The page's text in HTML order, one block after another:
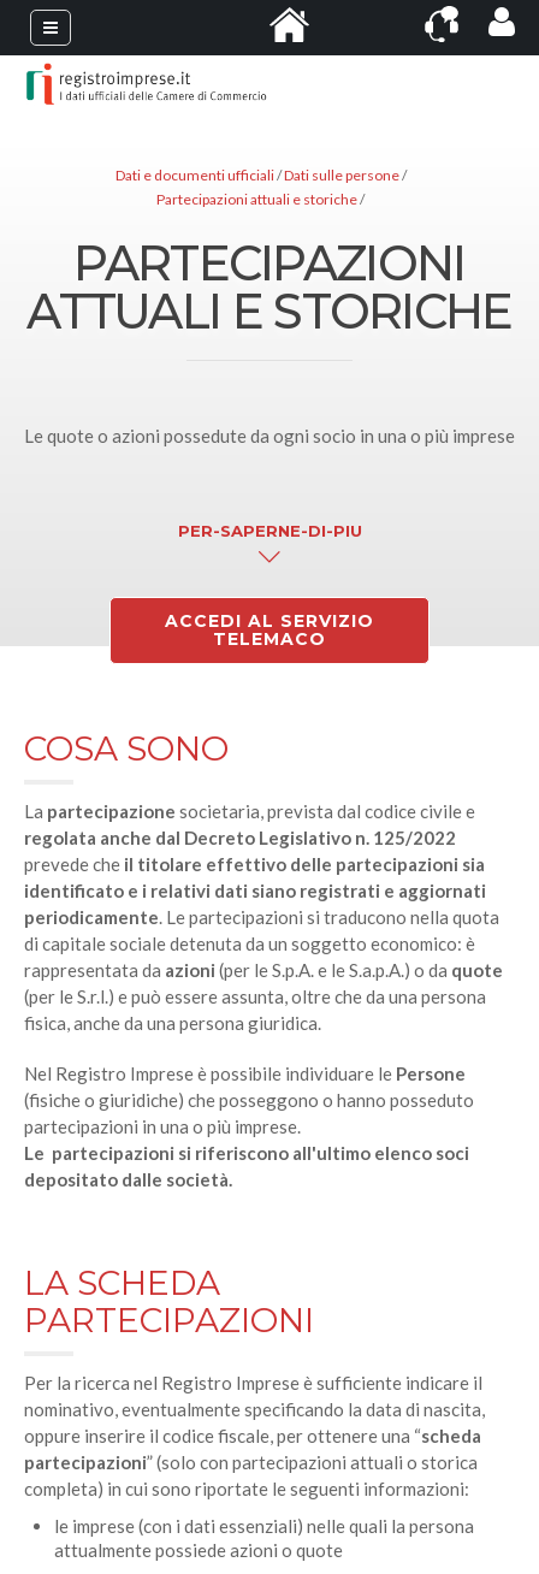
Dati e documenti ufficiali Dati sulle persone
Partecipazioni attuali e storiche
PARTECIPAZIONI
ATTUALI E STORICHE
Le quote o azioni possedute da ogni socio in una o più imprese
PER-SAPERNE-DI-PIU
ACCEDI AL SERVIZIO
TELEMACO
COSA SONO
La partecipazione societaria, prevista dal codice civile e
regolata anche dal Decreto Legislativo n. 125/2022
prevede che il titolare effettivo delle partecipazioni sia
identificato e i relativi dati siano registrati e aggiornati
periodicamente. Le partecipazioni si traducono nella quota
di capitale sociale detenuta da un soggetto economico: è
rappresentata da azioni (per le S.p.A. e le S.a.p.A.) o da quote
(per le S.r.l.) e può essere assunta, oltre che da una persona
fisica, anche da una persona giuridica.
Nel Registro Imprese è possibile individuare le Persone
(fisiche o giuridiche) che posseggono o hanno posseduto
partecipazioni in una o più imprese.
Le partecipazioni si riferiscono all'ultimo elenco soci
depositato dalle società.
LA SCHEDA
PARTECIPAZIONI
Per la ricerca nel Registro Imprese è sufficiente indicare il
nominativo, eventualmente specificando la data di nascita,
oppure inserire il codice fiscale, per ottenere una “scheda
partecipazioni” (solo con partecipazioni attuali o storica
completa) in cui sono riportate le seguenti informazioni:
le imprese (con i dati essenziali) nelle quali la persona
attualmente possiede azioni o quote